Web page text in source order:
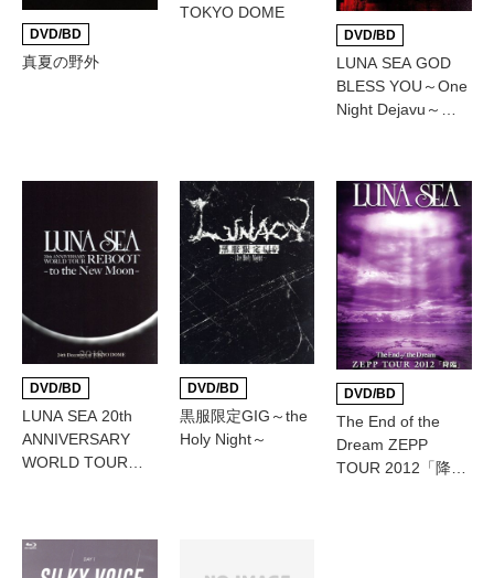
DVD/BD
真夏の野外
TOKYO DOME
DVD/BD
LUNA SEA GOD
BLESS YOU～One
Night Dejavu～
DVD/BD
LUNA SEA 20th
ANNIVERSARY
WORLD TOUR
TOKYO DOME
DVD/BD
黒服限定GIG～the
Holy Night～
DVD/BD
The End of the
Dream ZEPP
TOUR 2012「降